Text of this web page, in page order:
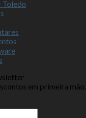
Toledo
em primeira mão.